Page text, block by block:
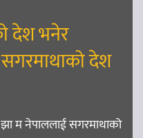
देश भनेर
देश
झा म नेपाललाई सगरमाथाको